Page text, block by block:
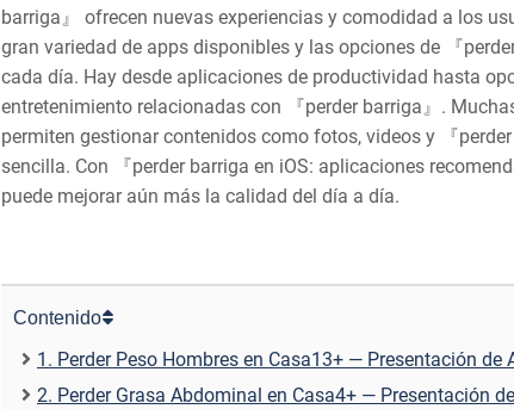
barriga』 ofrecen nuevas experiencias y comodidad a los
gran variedad de apps disponibles y las opciones de 『
cada día. Hay desde aplicaciones de productividad hasta
entretenimiento relacionadas con 『perder barriga』.
permiten gestionar contenidos como fotos, videos y 『
sencilla. Con 『perder barriga en iOS: aplicaciones
puede mejorar aún más la calidad del día a día.
Contenido
1. Perder Peso Hombres en Casa13+ — Presentación de
2. Perder Grasa Abdominal en Casa4+ — Presentación